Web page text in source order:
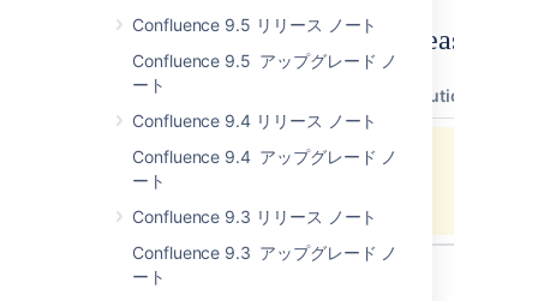
Confluence 9.5 リリース ノート
Confluence 9.5 アップグレード ノ
ート
Confluence 9.4 リリース ノート
Confluence 9.4 アップグレード ノ
ート
Confluence 9.3 リリース ノート
Confluence 9.3 アップグレード ノ
ート
Updates and Fixes in this Release
key resolution
Jira project doesn't exist or you don't
have permission to view it.